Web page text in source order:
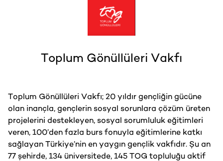
Toplum Gönüllüleri Vakfı
Toplum Gönüllüleri Vakfı; 20 yıldır gençliğin gücüne
olan inançla, gençlerin sosyal sorunlara çözüm üreten
projelerini destekleyen, sosyal sorumluluk eğitimleri
veren, 100’den fazla burs fonuyla eğitimlerine katkı
sağlayan Türkiye’nin en yaygın gençlik vakfıdır. Şu an
77 şehirde, 134 üniversitede, 145 TOG topluluğu aktif